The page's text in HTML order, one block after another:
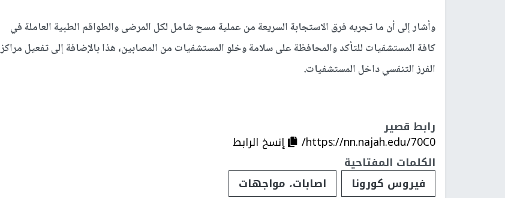
وأشار إلى أن ما تجريه فرق الاستجابة السريعة من عملية مسح شامل لكل المرضى والطواقم الطبية العاملة في
كافة المستشفيات للتأكد والمحافظة على سلامة وخلو المستشفيات من المصابين، هذا بالإضافة إلى تفعيل مراكز
الفرز التنفسي داخل المستشفيات.
رابط قصير
https://nn.najah.edu/70C0/
إنسخ الرابط
الكلمات المفتاحية
فيروس كورونا
اصابات، مواجهات